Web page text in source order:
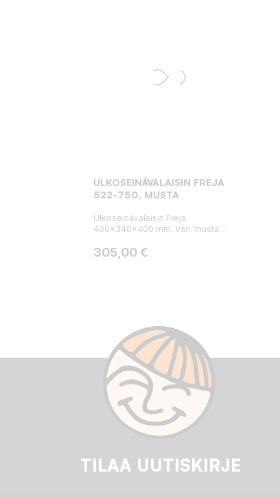
ULKOSEINÄVALAISIN FREJA
522-750, MUSTA
Ulkoseinävalaisin Freja.
400x340x400 mm. Väri: musta....
Hinta
305,00 €
TILAA UUTISKIRJE